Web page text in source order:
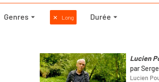
Genres ✕ Long Durée
Lucien
par
Lucien